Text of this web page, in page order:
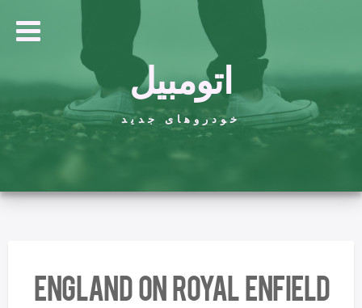
اتومبیل
خودروهای جدید
England On Royal Enfield